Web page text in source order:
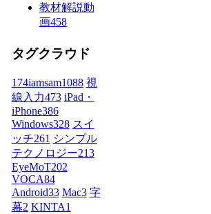
教材解説動
画458
タグクラウド
174iamsam1088 視
線入力473 iPad・
iPhone386
Windows328 スイ
ッチ261 シンプル
テクノロジー213
EyeMoT202
VOCA84
Android33 Mac3 字
幕2 KINTA1